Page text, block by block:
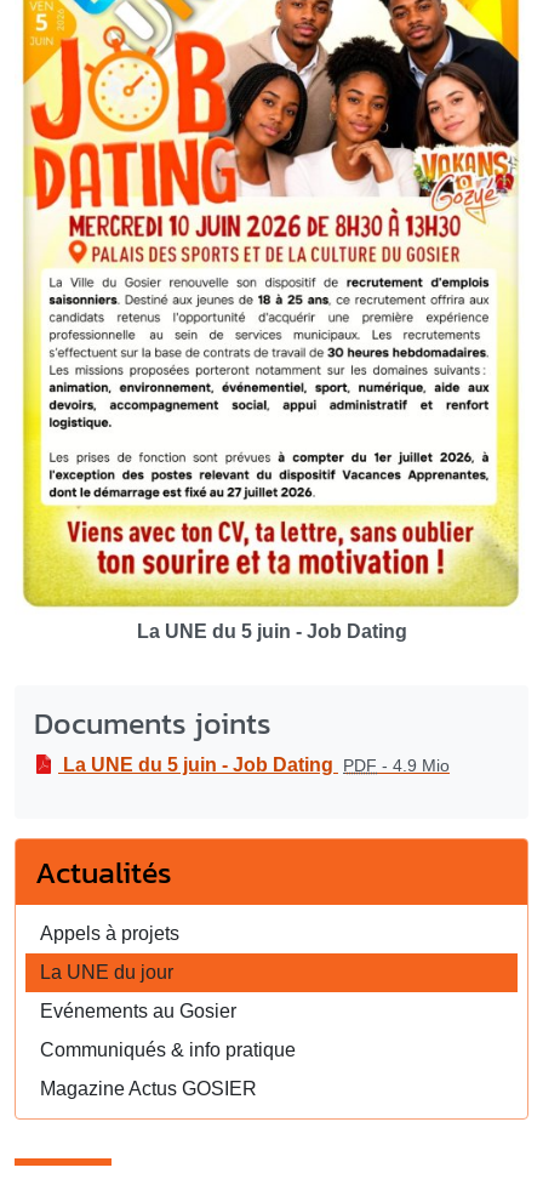
La UNE du 5 juin - Job Dating
Documents joints
La UNE du 5 juin - Job Dating PDF - 4.9 Mio
Actualités
Appels à projets
La UNE du jour
Evénements au Gosier
Communiqués & info pratique
Magazine Actus GOSIER